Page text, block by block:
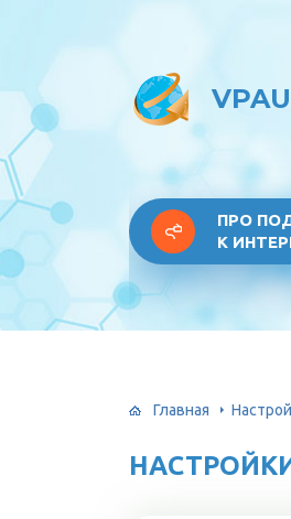
ПРО
К
Главная